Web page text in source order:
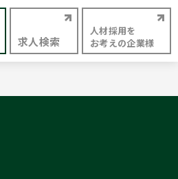
求人検索
人材採用を
お考えの企業様